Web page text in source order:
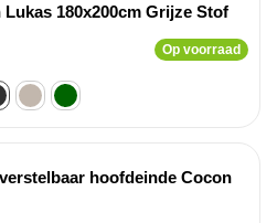
180x200cm Grijze Stof
Op voorraad
hoofdeinde Cocon